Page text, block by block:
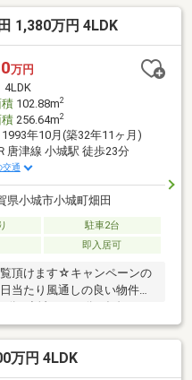
年7月 2階洗面台交換※空中
スの引込がありませ
かかる工事費等が必要で
1,380万円 4LDK
万円
4LDK
102.88m2
256.64m2
1993年10月(築32年11ヶ月)
唐津線 小城駅 徒歩23分
交通
県小城市小城町畑田
駐車2台
即入居可
頂けます☆キャンペーンの
当たり風通しの良い物件で
ことなら何でもお気軽に
ポート充実♪♪♪・住宅ローン
・火災保険のアドバイ
後の税金のアドバイス！
万円 4LDK